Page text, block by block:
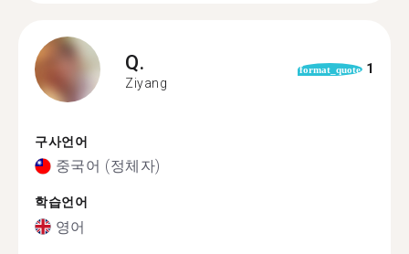
Q.
Ziyang
format_quote 1
구사언어
중국어 (정체자)
학습언어
영어